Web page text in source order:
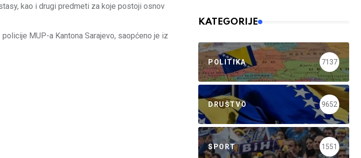
kao i drugi predmeti za koje postoji osnov
MUP-a Kantona Sarajevo, saopćeno je iz
KATEGORIJE
POLITIKA 7137
DRUŠTVO 9652
SPORT 1551